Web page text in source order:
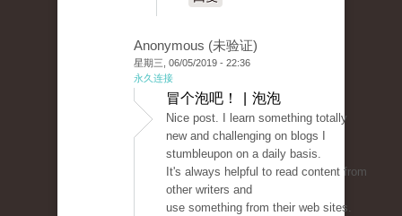
Anonymous (未验证)
星期三, 06/05/2019 - 22:36
永久连接
冒个泡吧！ | 泡泡
Nice post. I learn something totally
new and challenging on blogs I
stumbleupon on a daily basis.
It's always helpful to read content from
other writers and
use something from their web sites.